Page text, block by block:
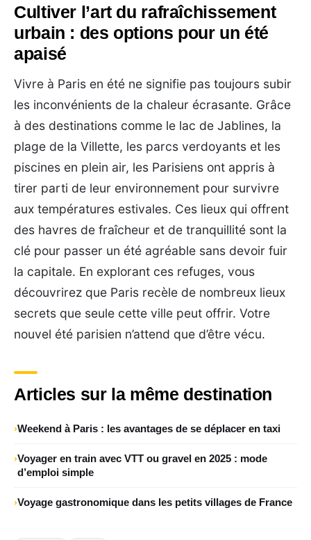
Cultiver l’art du rafraîchissement
urbain : des options pour un été
apaisé
Vivre à Paris en été ne signifie pas toujours subir
les inconvénients de la chaleur écrasante. Grâce
à des destinations comme le lac de Jablines, la
plage de la Villette, les parcs verdoyants et les
piscines en plein air, les Parisiens ont appris à
tirer parti de leur environnement pour survivre
aux températures estivales. Ces lieux qui offrent
des havres de fraîcheur et de tranquillité sont la
clé pour passer un été agréable sans devoir fuir
la capitale. En explorant ces refuges, vous
découvrirez que Paris recèle de nombreux lieux
secrets que seule cette ville peut offrir. Votre
nouvel été parisien n’attend que d’être vécu.
Articles sur la même destination
Weekend à Paris : les avantages de se déplacer en taxi
Voyager en train avec VTT ou gravel en 2025 : mode
d’emploi simple
Voyage gastronomique dans les petits villages de France